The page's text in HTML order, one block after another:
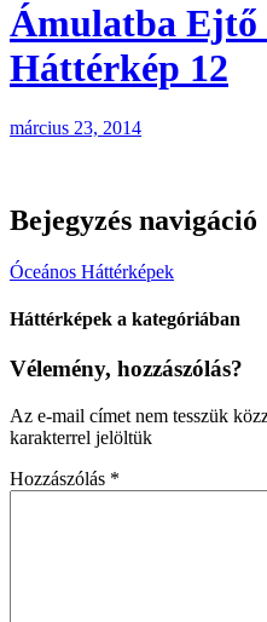
Ámulatba Ejtő
Háttérkép 12
március 23, 2014
Bejegyzés navigáció
Óceános Háttérképek
Háttérképek a kategóriában
Vélemény, hozzászólás?
Az e-mail címet nem tesszük
karakterrel jelöltük
Hozzászólás *